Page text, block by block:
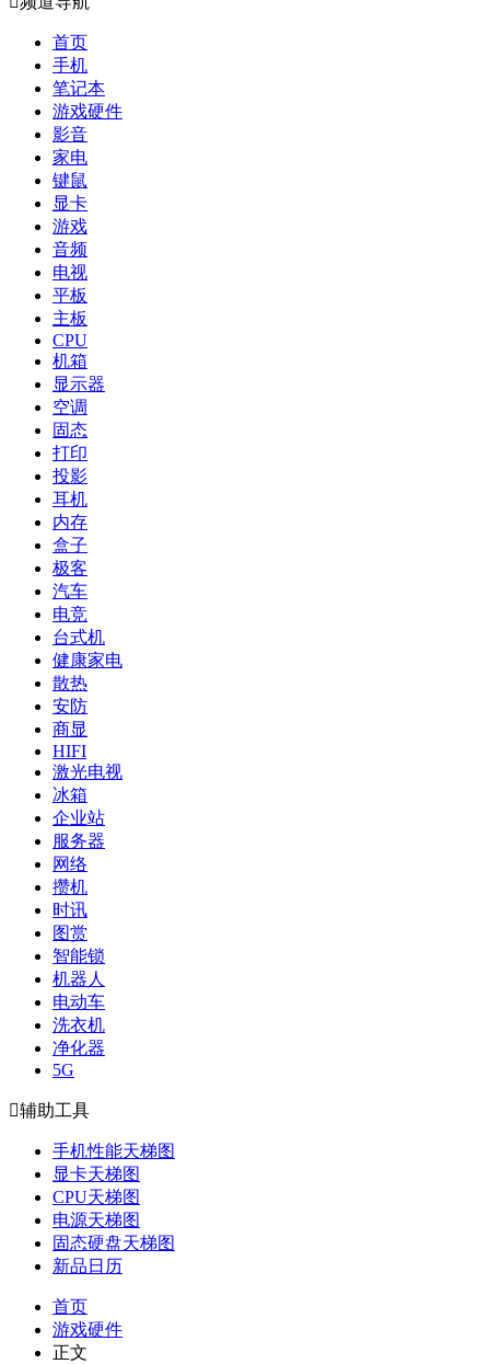
首页
手机
笔记本
游戏硬件
影音
家电
键鼠
显卡
游戏
音频
电视
平板
主板
CPU
机箱
显示器
空调
固态
打印
投影
耳机
内存
盒子
极客
汽车
电竞
台式机
健康家电
散热
安防
商显
HIFI
激光电视
冰箱
企业站
服务器
网络
攒机
时讯
图赏
智能锁
机器人
电动车
洗衣机
净化器
5G
辅助工具
手机性能天梯图
显卡天梯图
CPU天梯图
电源天梯图
固态硬盘天梯图
新品日历
首页
游戏硬件
正文